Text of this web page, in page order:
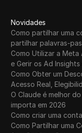
Novidades
Como partilhar uma
partilhar palavras-
Como Utilizar a Meta
e Gerir os Ad
Como Obter um
Acesso Real,
O Claude é melhor
importa em 2026
Como criar uma
Como Partilhar uma